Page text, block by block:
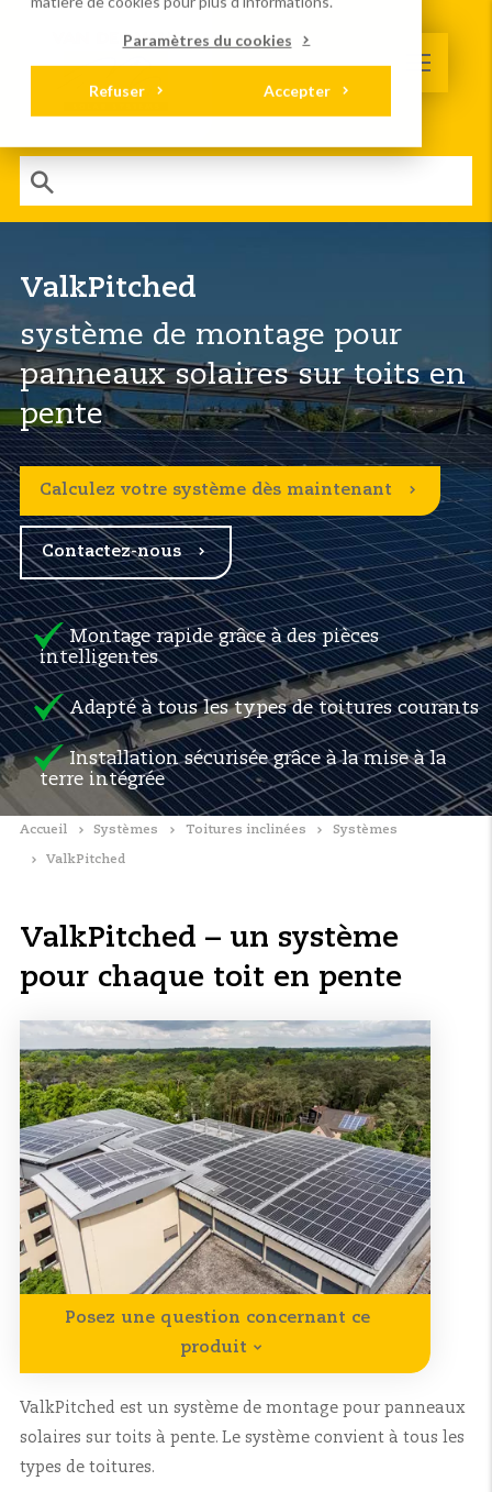
Paramètres du cookies
Accepter
Refuser
ValkPitched
système de montage pour
panneaux solaires sur toits en
pente
Calculez votre système dès maintenant
Contactez-nous
Montage rapide grâce à des pièces
intelligentes
Adapté à tous les types de toitures courants
Installation sécurisée grâce à la mise à la
terre intégrée
Accueil Systèmes Toitures inclinées Systèmes
ValkPitched
ValkPitched – un système
pour chaque toit en pente
Posez une question concernant ce
produit
ValkPitched est un système de montage pour panneaux
solaires sur toits à pente. Le système convient à tous les
types de toitures.